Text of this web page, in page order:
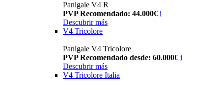
Panigale V4 R
PVP Recomendado: 44.000€ i
Descubrir más
V4 Tricolore
Panigale V4 Tricolore
PVP Recomendado desde: 60.000€ i
Descubrir más
V4 Tricolore Italia